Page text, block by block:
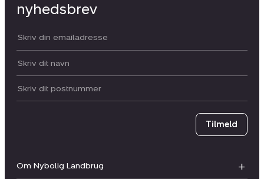
Om Nybolig Landbrug
nyhedsbrev
Din email:
Dit navn:
Postnummer
Tilmeld